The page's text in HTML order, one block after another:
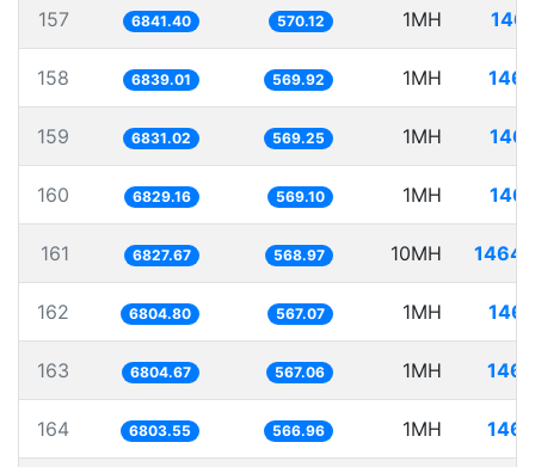
157 6841.40 570.12 1MH
158 6839.01 569.92 1MH
159 6831.02 569.25 1MH
160 6829.16 569.10 1MH
161 6827.67 568.97 10MH
162 6804.80 567.07 1MH
163 6804.67 567.06 1MH
164 6803.55 566.96 1MH